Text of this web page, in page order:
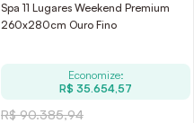
Spa 11 Lugares Weekend Premium
260x280cm Ouro Fino
Economize:
R$ 35.654,57
R$ 90.385,94